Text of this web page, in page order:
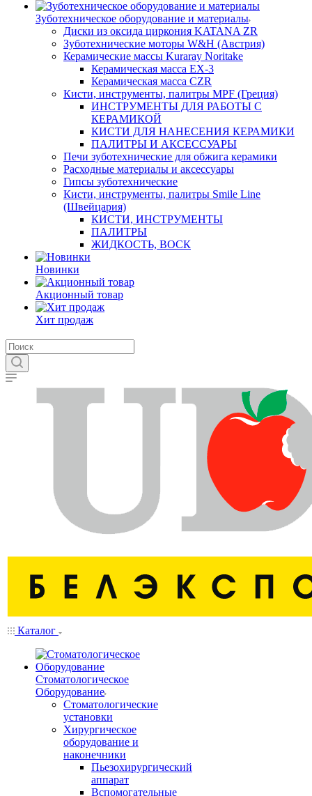
Зуботехническое оборудование и материалы
Диски из оксида циркония KATANA ZR
Зуботехнические моторы W&H (Австрия)
Керамические массы Kuraray Noritake
Керамическая масса EX-3
Керамическая масса CZR
Кисти, инструменты, палитры MPF (Греция)
ИНСТРУМЕНТЫ ДЛЯ РАБОТЫ С
КЕРАМИКОЙ
КИСТИ ДЛЯ НАНЕСЕНИЯ КЕРАМИКИ
ПАЛИТРЫ И АКСЕССУАРЫ
Печи зуботехнические для обжига керамики
Расходные материалы и аксессуары
Гипсы зуботехнические
Кисти, инструменты, палитры Smile Line
(Швейцария)
КИСТИ, ИНСТРУМЕНТЫ
ПАЛИТРЫ
ЖИДКОСТЬ, ВОСК
Новинки
Акционный товар
Хит продаж
Каталог
Стоматологическое
Оборудование
Стоматологические
установки
Хирургическое
оборудование и
наконечники
Пьезохирургический
аппарат
Вспомогательные